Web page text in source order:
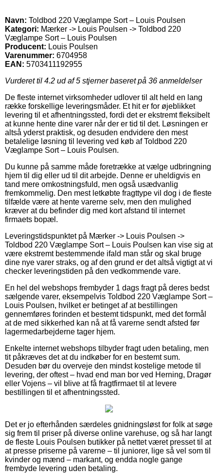
Navn: Toldbod 220 Væglampe Sort – Louis Poulsen
Kategori: Mærker -> Louis Poulsen -> Toldbod 220
Væglampe Sort – Louis Poulsen
Producent: Louis Poulsen
Varenummer: 6704958
EAN: 5703411192955
Vurderet til 4.2 ud af 5 stjerner baseret på 36 anmeldelser
De fleste internet virksomheder udlover til alt held en lang
række forskellige leveringsmåder. Et hit er for øjeblikket
levering til et afhentningssted, fordi det er ekstremt fleksibelt
at kunne hente dine varer når der er tid til det. Løsningen er
altså yderst praktisk, og desuden endvidere den mest
betalelige løsning til levering ved køb af Toldbod 220
Væglampe Sort – Louis Poulsen.
Du kunne på samme måde foretrække at vælge udbringning
hjem til dig eller ud til dit arbejde. Denne er uheldigvis en
tand mere omkostningsfuld, men også usædvanlig
fremkommelig. Den mest letkøbte fragttype vil dog i de fleste
tilfælde være at hente varerne selv, men den mulighed
kræver at du befinder dig med kort afstand til internet
firmaets bopæl.
Leveringstidspunktet på Mærker -> Louis Poulsen ->
Toldbod 220 Væglampe Sort – Louis Poulsen kan vise sig at
være ekstremt bestemmende ifald man står og skal bruge
dine nye varer straks, og af den grund er det altså vigtigt at vi
checker leveringstiden på den vedkommende vare.
En hel del webshops frembyder 1 dags fragt på deres bedst
sælgende varer, eksempelvis Toldbod 220 Væglampe Sort –
Louis Poulsen, hvilket er betinget af at bestillingen
gennemføres forinden et bestemt tidspunkt, med det formål
at de med sikkerhed kan nå at få varerne sendt afsted før
lagermedarbejderne tager hjem.
Enkelte internet webshops tilbyder fragt uden betaling, men
tit påkræves det at du indkøber for en bestemt sum.
Desuden bør du overveje den mindst kostelige metode til
levering, der oftest – hvad end man bor ved Herning, Dragør
eller Vojens – vil blive at få fragtfirmaet til at levere
bestillingen til et afhentningssted.
Det er jo efterhånden særdeles gnidningsløst for folk at søge
sig frem til priser på diverse online varehuse, og så har langt
de fleste Louis Poulsen butikker på nettet været presset til at
at presse priserne på varerne – til juniorer, lige så vel som til
kvinder og mænd – markant, og endda nogle gange
frembyde levering uden betaling.